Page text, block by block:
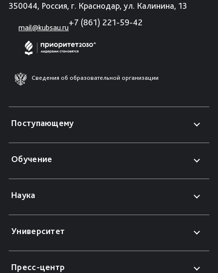
350044, Россия, г. Краснодар, ул. Калинина, 13
mail@kubsau.ru
+7 (861) 221-59-42
Сведения об образовательной организации
Поступающему
Обучение
Наука
Университет
Пресс-центр